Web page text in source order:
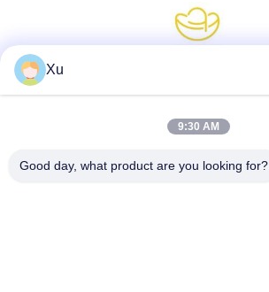
Xu
9:30 AM
Good day, what product are you looking for?